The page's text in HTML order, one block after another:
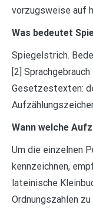
vorzugsweise auf
Was bedeutet
Spiegelstrich.
[2]
Gesetzestexten:
Wann welche
Um die einzelnen
kennzeichnen,
lateinische
Ordnungszahlen